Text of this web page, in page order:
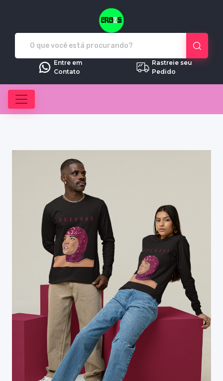
Crozs - Camisetas e produtos
Entre em
Contato
Rastreie seu
Pedido